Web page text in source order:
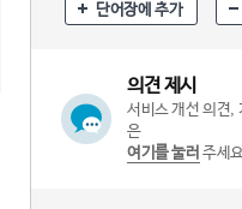
단어장에 추가
의견 제시
서비스 개선 의견,
은
여기를 눌러 주세